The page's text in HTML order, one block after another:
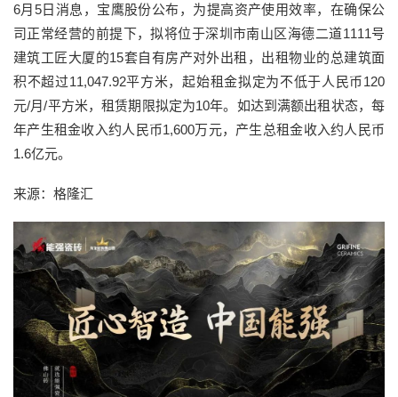
6月5日消息，宝鹰股份公布，为提高资产使用效率，在确保公
司正常经营的前提下，拟将位于深圳市南山区海德二道1111号
建筑工匠大厦的15套自有房产对外出租，出租物业的总建筑面
积不超过11,047.92平方米，起始租金拟定为不低于人民币120
元/月/平方米，租赁期限拟定为10年。如达到满额出租状态，每
年产生租金收入约人民币1,600万元，产生总租金收入约人民币
1.6亿元。
来源：格隆汇